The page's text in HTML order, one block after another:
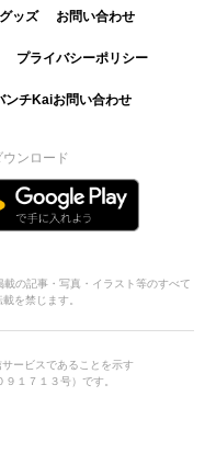
グッズ お問い合わせ
プライバシーポリシー
ンチKaiお問い合わせ
ンロード
の記事・写真・イラスト等のすべて
を禁じます。
ービスであることを示す
１７１３号）です。